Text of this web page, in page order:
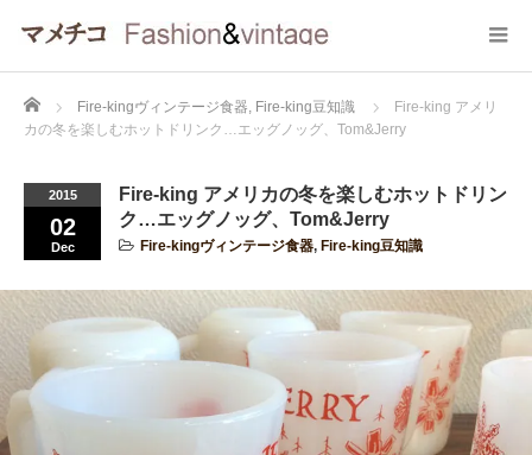
Home Fire-kingヴィンテージ食器, Fire-king豆知識
Fire-king アメリ
カの冬を楽しむホットドリンク…エッグノッグ、Tom&Jerry
2015
02
Dec
Fire-king アメリカの冬を楽しむホットドリン
ク…エッグノッグ、Tom&Jerry
Fire-kingヴィンテージ食器, Fire-king豆知識